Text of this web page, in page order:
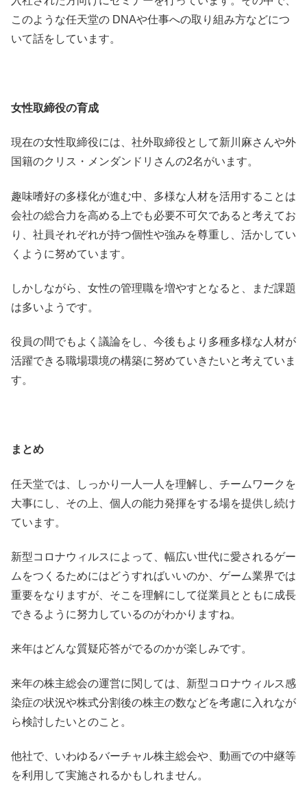
このような任天堂の DNAや仕事への取り組み方などにつ
いて話をしています。
女性取締役の育成
現在の女性取締役には、社外取締役として新川麻さんや外
国籍のクリス・メンダンドリさんの2名がいます。
趣味嗜好の多様化が進む中、多様な人材を活用することは
会社の総合力を高める上でも必要不可欠であると考えてお
り、社員それぞれが持つ個性や強みを尊重し、活かしてい
くように努めています。
しかしながら、女性の管理職を増やすとなると、まだ課題
は多いようです。
役員の間でもよく議論をし、今後もより多種多様な人材が
活躍できる職場環境の構築に努めていきたいと考えていま
す。
まとめ
任天堂では、しっかり一人一人を理解し、チームワークを
大事にし、その上、個人の能力発揮をする場を提供し続け
ています。
新型コロナウィルスによって、幅広い世代に愛されるゲー
ムをつくるためにはどうすればいいのか、ゲーム業界では
重要をなりますが、そこを理解にして従業員とともに成長
できるように努力しているのがわかりますね。
来年はどんな質疑応答がでるのかが楽しみです。
来年の株主総会の運営に関しては、新型コロナウィルス感
染症の状況や株式分割後の株主の数などを考慮に入れなが
ら検討したいとのこと。
他社で、いわゆるバーチャル株主総会や、動画での中継等
を利用して実施されるかもしれません。